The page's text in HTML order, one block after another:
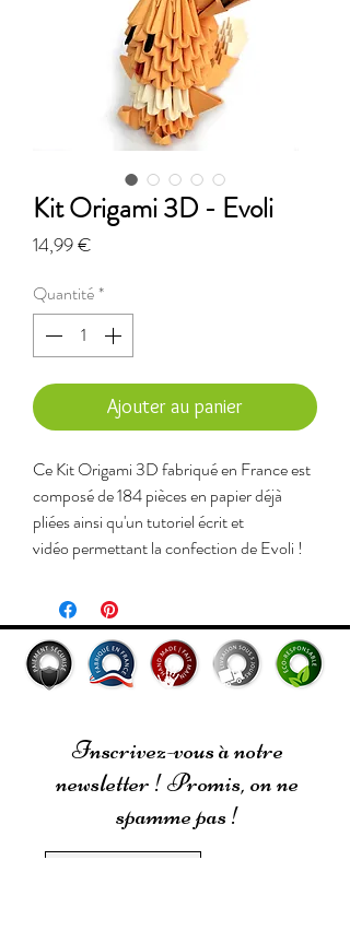
Kit Origami 3D - Evoli
14,99 €
Quantité *
Ajouter au panier
Ce Kit Origami 3D fabriqué en France est
composé de 184 pièces en papier déjà
pliées ainsi qu'un tutoriel écrit et
vidéo permettant la confection de Evoli !
Nous utilisons du papier haut de gamme
français (Canson). Il est sans acide (pH
neutre), sans éléments chlorés, sans
Vous pouvez retrouver tous nos tutoriels
sur notre chaine Youtube :
https://www.youtube.com/channel/UCO
Inscrivez-vous à notre
newsletter ! Promis, on ne
spamme pas !